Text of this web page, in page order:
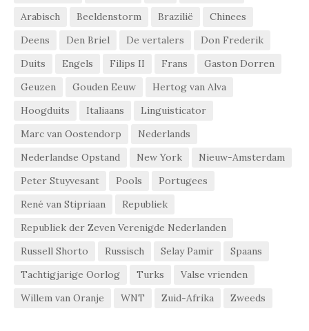
Arabisch
Beeldenstorm Brazilië
Chinees
Deens
Den Briel De vertalers
Don Frederik
Duits
Engels Filips II Frans
Gaston Dorren
Geuzen
Gouden Eeuw
Hertog van Alva
Hoogduits
Italiaans
Linguisticator
Marc van Oostendorp
Nederlands
Nederlandse Opstand
New York
Nieuw-Amsterdam
Peter Stuyvesant
Pools
Portugees
René van Stipriaan
Republiek
Republiek der Zeven Verenigde Nederlanden
Russell Shorto
Russisch Selay Pamir
Spaans
Tachtigjarige Oorlog
Turks
Valse vrienden
Willem van Oranje
WNT Zuid-Afrika Zweeds